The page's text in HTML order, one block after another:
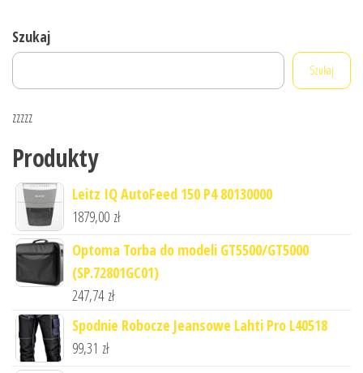
Szukaj
Szukaj
zzzzz
Produkty
Leitz IQ AutoFeed 150 P4 80130000
1879,00 zł
Optoma Torba do modeli GT5500/GT5000
(SP.72801GC01)
247,74 zł
Spodnie Robocze Jeansowe Lahti Pro L40518
99,31 zł